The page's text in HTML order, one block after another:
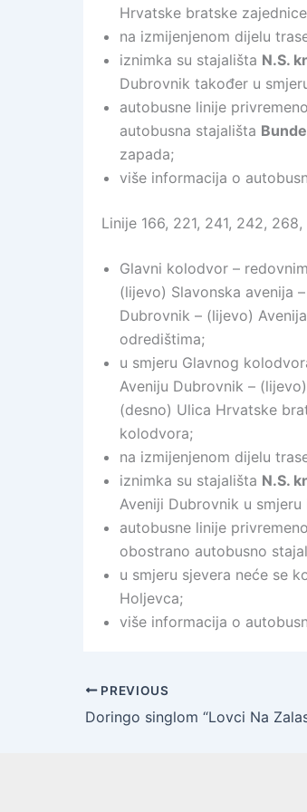
Hrvatske bratske
na izmijenjenom dijelu
iznimka su stajališta N.S.
Dubrovnik također u
autobusne linije
autobusna stajališta
zapada;
više informacija o
Linije 166, 221, 241, 242, 268,
Glavni kolodvor –
(lijevo) Slavonska avenija
Dubrovnik – (lijevo)
odredištima;
u smjeru Glavnog
Aveniju Dubrovnik –
(desno) Ulica Hrvatske
kolodvora;
na izmijenjenom dijelu
iznimka su stajališta N.S.
Aveniji Dubrovnik u smjeru
autobusne linije
obostrano autobusno
u smjeru sjevera neće se
Holjevca;
više informacija o
PREVIOUS